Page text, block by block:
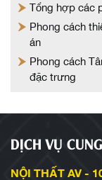
Tổng hợp các
Phong cách
án
Phong cách
đặc trưng
DỊCH VỤ
NỘI THẤT AV -